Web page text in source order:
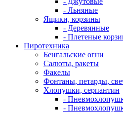
- Льняные
Ящики, корзины
- Деревянные
- Плетеные
Пиротехника
Бенгальские огни
Салюты, ракеты
Факелы
Фонтаны, петарды,
Хлопушки, серпантин
-
-